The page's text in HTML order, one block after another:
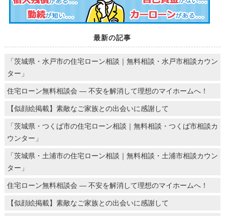
最新の記事
「茨城県・水戸市の住宅ローン相談｜無料相談・水戸市相談カウン
ター」
住宅ローン無料相談会 ― 不安を解消して理想のマイホームへ！
【似顔絵掲載】素敵なご家族との出会いに感謝して
「茨城県・つくば市の住宅ローン相談｜無料相談・つくば市相談カ
ウンター」
「茨城県・土浦市の住宅ローン相談｜無料相談・土浦市相談カウン
ター」
住宅ローン無料相談会 ― 不安を解消して理想のマイホームへ！
【似顔絵掲載】素敵なご家族との出会いに感謝して